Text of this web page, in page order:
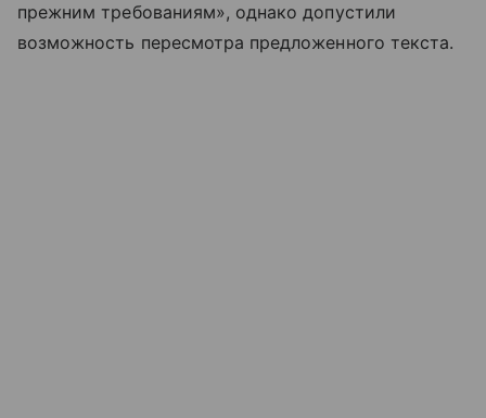
прежним требованиям», однако допустили
возможность пересмотра предложенного текста.